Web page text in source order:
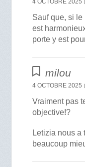
4 OCTOBRE 2025
Sauf que, si le
est
porte y est
milou
4 OCTOBRE 2025
Vraiment pas
objective!?
Letizia nous a
beaucoup